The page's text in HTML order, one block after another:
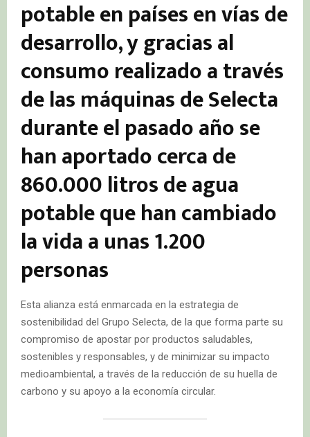
potable en países en vías de
desarrollo, y gracias al
consumo realizado a través
de las máquinas de Selecta
durante el pasado año se
han aportado cerca de
860.000 litros de agua
potable que han cambiado
la vida a unas 1.200
personas
Esta alianza está enmarcada en la estrategia de
sostenibilidad del Grupo Selecta, de la que forma parte su
compromiso de apostar por productos saludables,
sostenibles y responsables, y de minimizar su impacto
medioambiental, a través de la reducción de su huella de
carbono y su apoyo a la economía circular.